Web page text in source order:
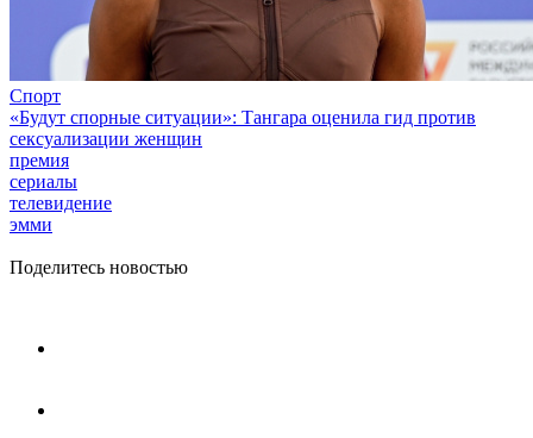
Спорт
«Будут спорные ситуации»: Тангара оценила гид против
сексуализации женщин
премия
сериалы
телевидение
эмми
Поделитесь новостью